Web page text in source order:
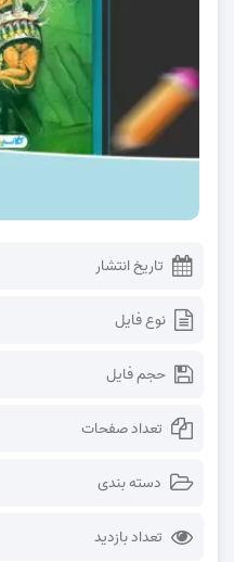
تاریخ انتشار
نوع فایل
حجم فایل
تعداد صفحات
دسته بندی
تعداد بازدید